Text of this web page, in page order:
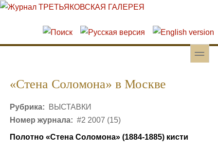
Перейти к основному содержанию
Skip to search
toggle
«Стена Соломона» в Москве
Рубрика:
ВЫСТАВКИ
Номер журнала: #2 2007 (15)
Полотно «Стена Соломона» (1884-1885) кисти